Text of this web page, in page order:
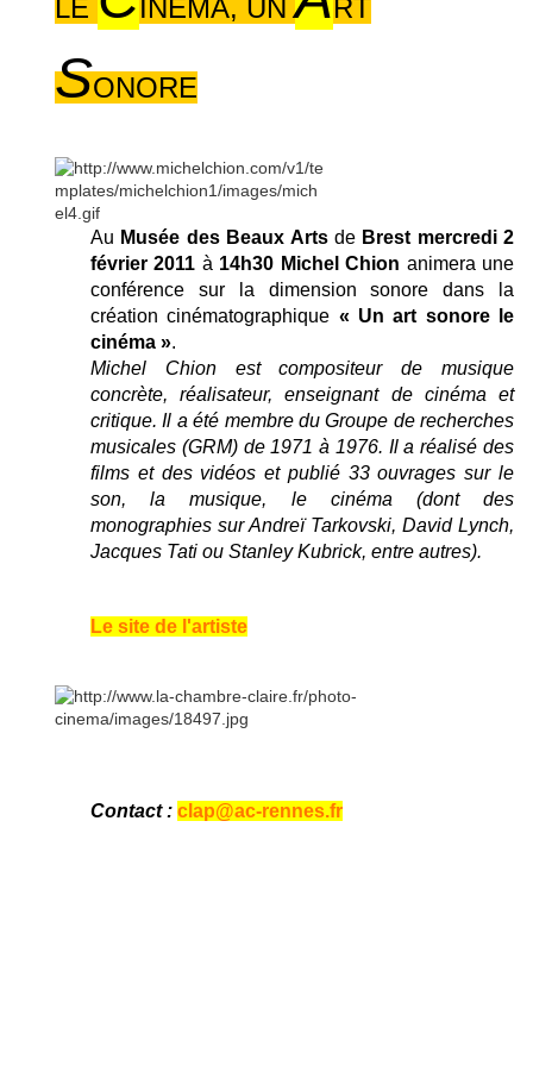
LE INÉMA, UN RT
SONORE
Au Musée des Beaux Artsde Brest mercredi 2
février 2011 à 14h30 Michel Chion animera une
conférence sur la dimension sonore dans la
création cinématographique « Un art sonore le
cinéma ».
Michel Chion est compositeur de musique
concrète, réalisateur, enseignant de cinéma et
critique. Il a été membre du Groupe de recherches
musicales (GRM) de 1971 à 1976. Il a réalisé des
films et des vidéos et publié 33 ouvrages sur le
son, la musique, le cinéma (dont des
monographies sur Andreï Tarkovski, David Lynch,
Jacques Tati ou Stanley Kubrick, entre autres).
Le site de l'artiste
Contact : clap@ac-rennes.fr